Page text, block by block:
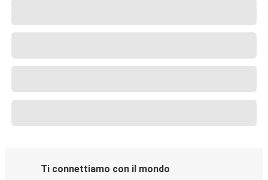
Ti connettiamo con il mondo